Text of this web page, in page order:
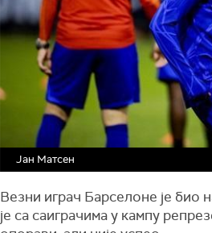
Јан Матсен
Везни играч Барселоне је био
је са саиграчима у кампу